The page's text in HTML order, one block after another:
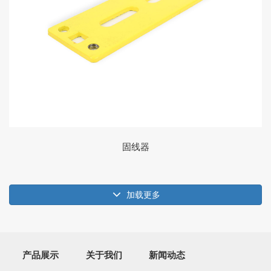
固线器
加载更多
产品展示 关于我们 新闻动态